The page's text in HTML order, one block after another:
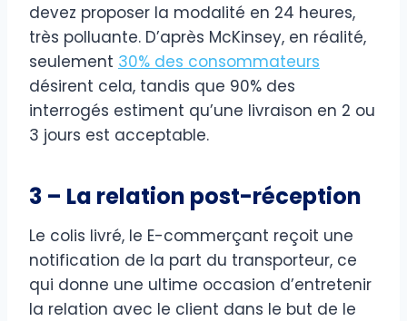
devez proposer la modalité en 24 heures,
très polluante. D’après McKinsey, en réalité,
seulement 30% des consommateurs
désirent cela, tandis que 90% des
interrogés estiment qu’une livraison en 2 ou
3 jours est acceptable.
3 – La relation post-réception
Le colis livré, le E-commerçant reçoit une
notification de la part du transporteur, ce
qui donne une ultime occasion d’entretenir
la relation avec le client dans le but de le